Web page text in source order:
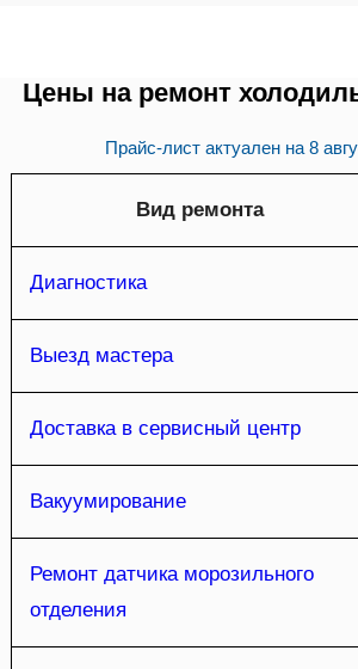
Цены на ремонт
Прайс-лист актуален на8
Вид ремонта
Диагностика
Выезд мастера
Доставка в сервисный центр
Вакуумирование
Ремонт датчика морозильного
отделения